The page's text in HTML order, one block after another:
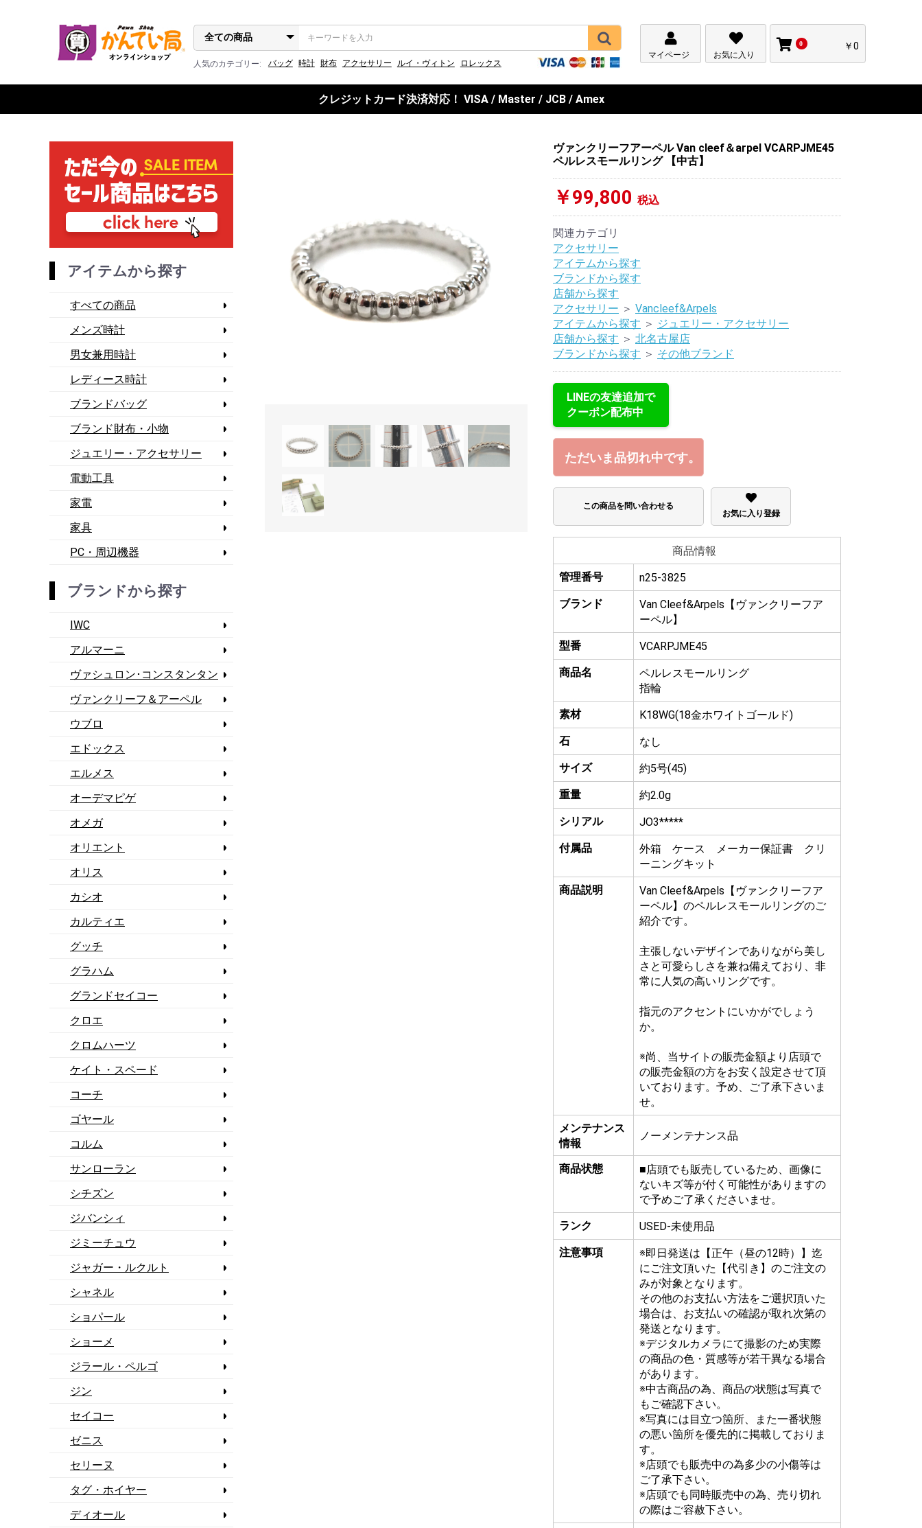
人気のカテゴリー: バッグ 時計 財布 アクセサリー ルイ・ヴィトン ロレックス
マイページ お気に入り
0 ￥0
クレジットカード決済対応！ VISA / Master / JCB / Amex
アイテムから探す
すべての商品
メンズ時計
男女兼用時計
レディース時計
ブランドバッグ
ブランド財布・小物
ジュエリー・アクセサリー
電動工具
家電
家具
PC・周辺機器
ブランドから探す
IWC
アルマーニ
ヴァシュロン･コンスタンタン
ヴァンクリーフ＆アーペル
ウブロ
エドックス
エルメス
オーデマピゲ
オメガ
オリエント
オリス
カシオ
カルティエ
グッチ
グラハム
グランドセイコー
クロエ
クロムハーツ
ケイト・スペード
コーチ
ゴヤール
コルム
サンローラン
シチズン
ジバンシィ
ジミーチュウ
ジャガー・ルクルト
シャネル
ショパール
ショーメ
ジラール・ペルゴ
ジン
セイコー
ゼニス
セリーヌ
タグ・ホイヤー
ディオール
ヴァンクリーフアーペル Van cleef＆arpel VCARPJME45
ペルレスモールリング 【中古】
￥99,800 税込
関連カテゴリ
アクセサリー
アイテムから探す
ブランドから探す
店舗から探す
アクセサリー ＞ Vancleef&Arpels
アイテムから探す ＞ ジュエリー・アクセサリー
店舗から探す ＞ 北名古屋店
ブランドから探す ＞ その他ブランド
LINEの友達追加で
クーポン配布中
ただいま品切れ中です。
この商品を問い合わせる
お気に入り登録
商品情報
管理番号
n25-3825
ブランド
Van Cleef&Arpels【ヴァンクリーフア
ーペル】
型番
VCARPJME45
商品名
ペルレスモールリング
指輪
素材
K18WG(18金ホワイトゴールド)
石
なし
サイズ
約5号(45)
重量
約2.0g
シリアル
JO3*****
付属品
外箱 ケース メーカー保証書 クリ
ーニングキット
商品説明
Van Cleef&Arpels【ヴァンクリーフア
ーペル】のペルレスモールリングのご
紹介です。
主張しないデザインでありながら美し
さと可愛らしさを兼ね備えており、非
常に人気の高いリングです。
指元のアクセントにいかがでしょう
か。
※尚、当サイトの販売金額より店頭で
の販売金額の方をお安く設定させて頂
いております。予め、ご了承下さいま
せ。
メンテナンス
情報
ノーメンテナンス品
商品状態
■店頭でも販売しているため、画像に
ないキズ等が付く可能性がありますの
で予めご了承くださいませ。
ランク
USED-未使用品
注意事項
※即日発送は【正午（昼の12時）】迄
にご注文頂いた【代引き】のご注文の
みが対象となります。
その他のお支払い方法をご選択頂いた
場合は、お支払いの確認が取れ次第の
発送となります。
※デジタルカメラにて撮影のため実際
の商品の色・質感等が若干異なる場合
があります。
※中古商品の為、商品の状態は写真で
もご確認下さい。
※写真には目立つ箇所、また一番状態
の悪い箇所を優先的に掲載しておりま
す。
※店頭でも販売中の為多少の小傷等は
ご了承下さい。
※店頭でも同時販売中の為、売り切れ
の際はご容赦下さい。